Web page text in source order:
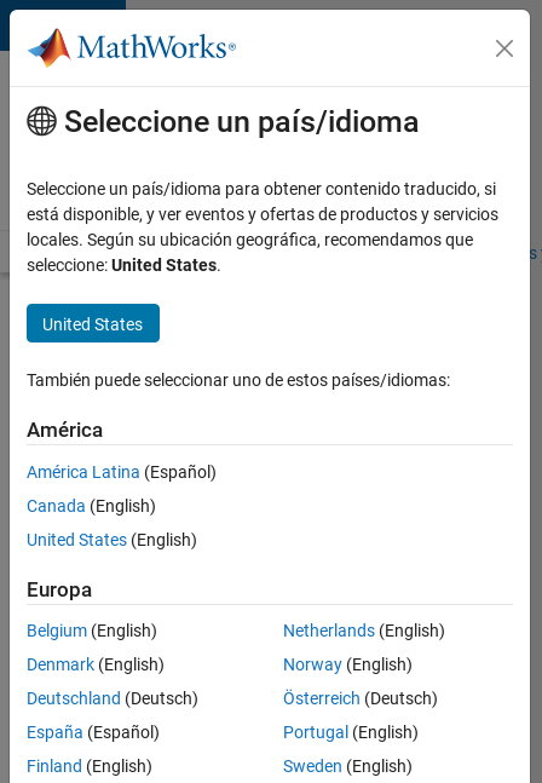
Saltar al contenido
Ofertas
de
empleo
MathWorks
Visión general Búsqueda de empleo Oficinas locales
Buscar más
empleos
Compiler
Engineer
LLVM
Enviar
solicitud
Empleo:
12382-
Product
Development
Seleccione un país/idioma
Seleccione un país/idioma para obtener contenido traducido, si
está disponible, y ver eventos y ofertas de productos y servicios
locales. Según su ubicación geográfica, recomendamos que
seleccione:United States.
United States
También puede seleccionar uno de estos países/idiomas:
América
América Latina (Español)
Canada (English)
United States (English)
Europa
Belgium (English)
Denmark (English)
Deutschland (Deutsch)
España (Español)
Finland (English)
Netherlands(English)
Norway(English)
Österreich (Deutsch)
Portugal (English)
Sweden (English)